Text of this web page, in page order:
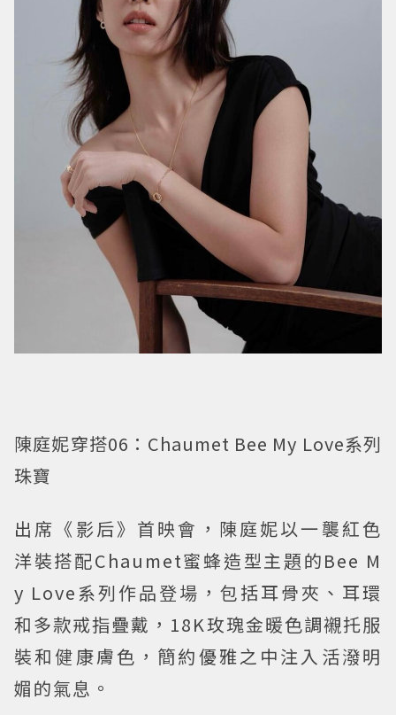
陳庭妮穿搭06：Chaumet Bee My Love系列
珠寶
出席《影后》首映會，陳庭妮以一襲紅色
洋裝搭配Chaumet蜜蜂造型主題的Bee M
y Love系列作品登場，包括耳骨夾、耳環
和多款戒指疊戴，18K玫瑰金暖色調襯托服
裝和健康膚色，簡約優雅之中注入活潑明
媚的氣息。